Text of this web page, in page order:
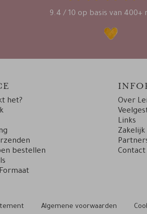
9.4 / 10 op basis van 400+
het?
bestellen
Over
Links
Zakelijk
Contact
Algemene voorwaarden